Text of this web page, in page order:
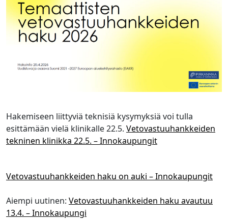
Hakemiseen liittyviä teknisiä kysymyksiä voi tulla
esittämään vielä klinikalle 22.5. Vetovastuuhankkeiden
tekninen klinikka 22.5. – Innokaupungit
Vetovastuuhankkeiden haku on auki – Innokaupungit
Aiempi uutinen: Vetovastuuhankkeiden haku avautuu
13.4. – Innokaupungi